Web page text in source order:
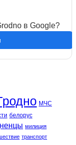
в Google?
МЧС
белорус
милиция
транспорт